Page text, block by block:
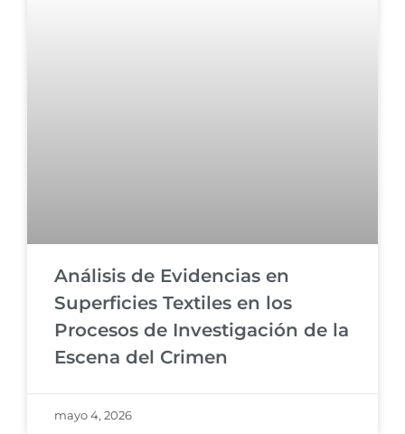
Análisis de Evidencias en
Superficies Textiles en los
Procesos de Investigación de la
Escena del Crimen
mayo 4, 2026